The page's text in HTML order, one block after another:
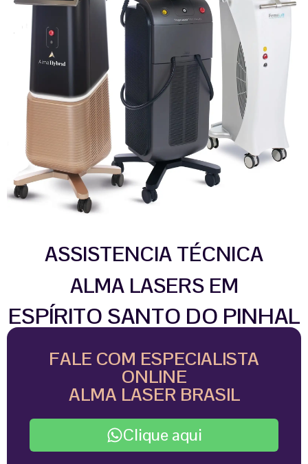
ASSISTENCIA TÉCNICA
ALMA LASERS EM
ESPÍRITO SANTO DO PINHAL
FALE COM ESPECIALISTA
ONLINE
ALMA LASER BRASIL
Clique aqui